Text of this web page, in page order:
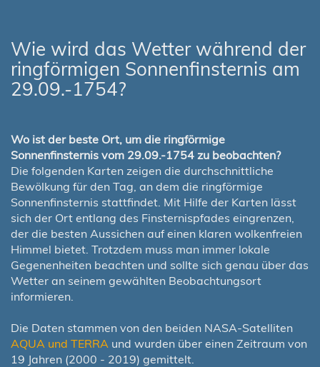
Wie wird das Wetter während der
ringförmigen Sonnenfinsternis am
29.09.-1754?
Wo ist der beste Ort, um die ringförmige
Sonnenfinsternis vom 29.09.-1754 zu beobachten?
Die folgenden Karten zeigen die durchschnittliche
Bewölkung für den Tag, an dem die ringförmige
Sonnenfinsternis stattfindet. Mit Hilfe der Karten lässt
sich der Ort entlang des Finsternispfades eingrenzen,
der die besten Aussichen auf einen klaren wolkenfreien
Himmel bietet. Trotzdem muss man immer lokale
Gegenenheiten beachten und sollte sich genau über das
Wetter an seinem gewählten Beobachtungsort
informieren.
Die Daten stammen von den beiden NASA-Satelliten
AQUA und TERRA und wurden über einen Zeitraum von
19 Jahren (2000 - 2019) gemittelt.